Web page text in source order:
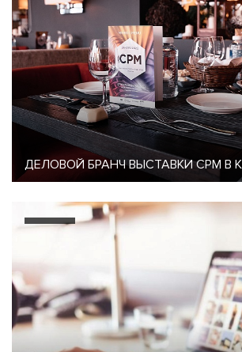
ДЕЛОВОЙ БРАНЧ ВЫСТАВКИ CPM В